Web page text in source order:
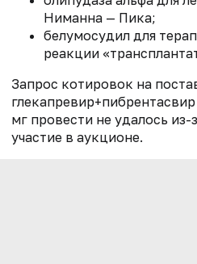
Ниманна — Пика;
белумосудил для
реакции
Запрос котировок на
мг провести не удалось из-
участие в аукционе.